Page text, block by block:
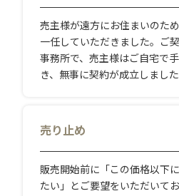
売主様が遠方にお住まいのた
一任していただきました。ご
事務所で、売主様はご自宅で
き、無事に契約が成立しました
売り止め
販売開始前に「この価格以下
たい」とご要望をいただいて